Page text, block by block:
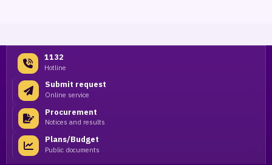
1132
Hotline
Submit request
Online service
Procurement
Notices and results
Plans/Budget
Public documents